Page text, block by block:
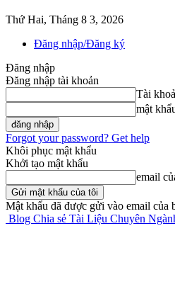
Thứ Hai, Tháng 8 3, 2026
Đăng nhập/Đăng ký
Đăng nhập
Đăng nhập tài khoản
Tài
mật
Forgot your password? Get help
Khôi phục mật khẩu
Khởi tạo mật khẩu
email
Mật khẩu đã được gửi vào email của
Blog Chia sẻ Tài Liệu Chuyên